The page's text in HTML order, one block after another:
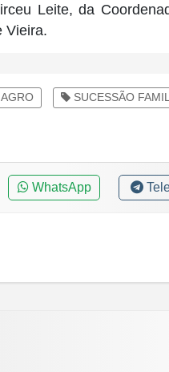
Leite, da
Vieira.
AGRO SUCESSÃO
WhatsApp